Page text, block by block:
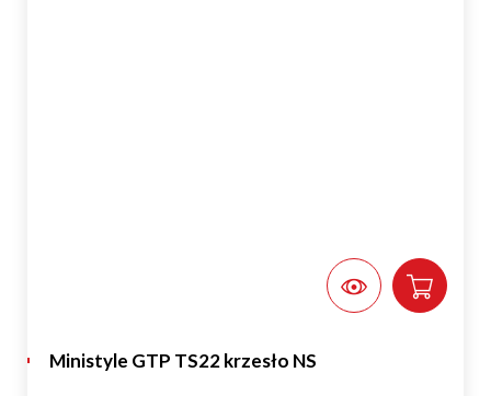
Ministyle GTP TS22 krzesło NS